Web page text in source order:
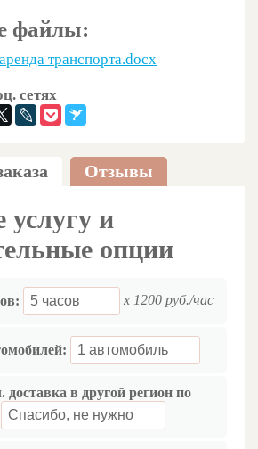
файлы:
транспорта.docx
сетях
Отзывы
услугу и
опции
x 1200 руб./час
в другой регион по